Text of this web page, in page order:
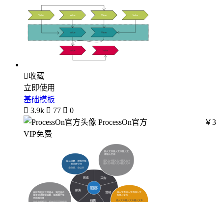
收藏
立即使用
基础模板
 3.9k  77  0
ProcessOn官方
￥3
VIP免费